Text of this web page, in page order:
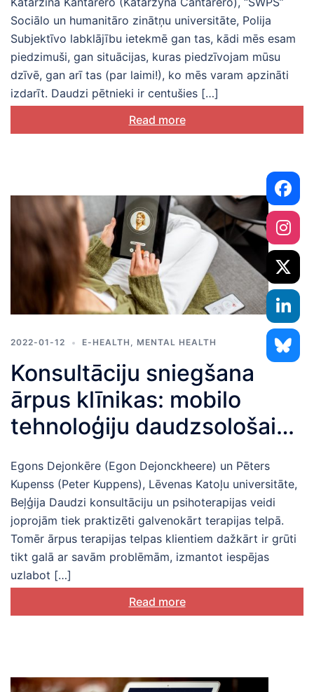
Sociālo un humanitāro zinātņu universitāte, Polija
Subjektīvo labklājību ietekmē gan tas, kādi mēs esam
piedzimuši, gan situācijas, kuras piedzīvojam mūsu
dzīvē, gan arī tas (par laimi!), ko mēs varam apzināti
izdarīt. Daudzi pētnieki ir centušies […]
Read more
2022-01-12 E-HEALTH , MENTAL HEALTH
Konsultāciju sniegšana
ārpus klīnikas: mobilo
tehnoloģiju daudzsološais
Egons Dejonkēre (Egon Dejonckheere) un Pēters
Kupenss (Peter Kuppens), Lēvenas Katoļu universitāte,
Beļģija Daudzi konsultāciju un psihoterapijas veidi
joprojām tiek praktizēti galvenokārt terapijas telpā.
Tomēr ārpus terapijas telpas klientiem dažkārt ir grūti
tikt galā ar savām problēmām, izmantot iespējas
uzlabot […]
Read more